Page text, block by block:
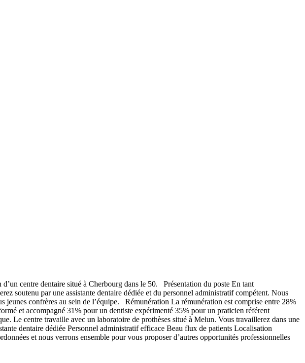
centre dentaire situé à Cherbourg dans le 50. Présentation du poste En tant
soutenu par une assistante dentaire dédiée et du personnel administratif compétent. Nous
jeunes confrères au sein de l’équipe. Rémunération La rémunération est comprise entre 28%
et accompagné 31% pour un dentiste expérimenté 35% pour un praticien référent
Le centre travaille avec un laboratoire de prothèses situé à Melun. Vous travaillerez dans une
dentaire dédiée Personnel administratif efficace Beau flux de patients Localisation
et nous verrons ensemble pour vous proposer d’autres opportunités professionnelles